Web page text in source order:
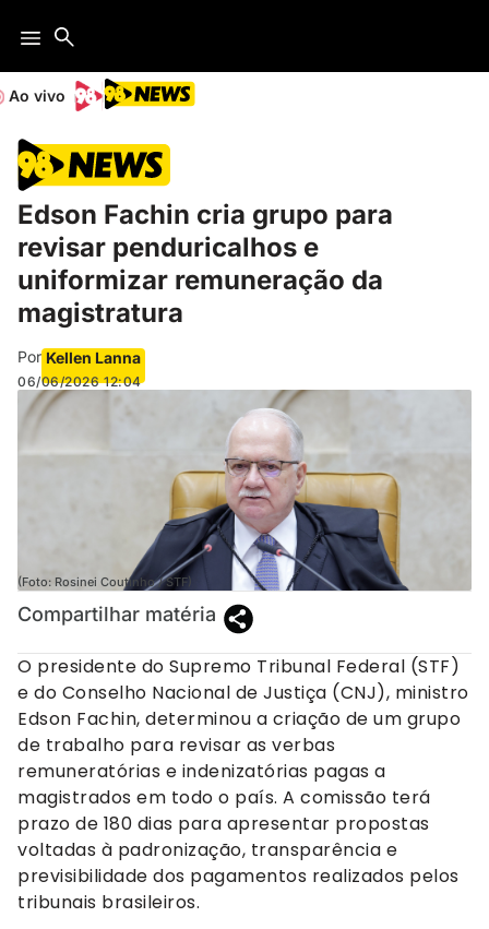
Ao vivo
Edson Fachin cria grupo para
revisar penduricalhos e
uniformizar remuneração da
magistratura
Por Kellen Lanna
06/06/2026 12:04
(Foto: Rosinei Coutinho / STF)
Compartilhar matéria
O presidente do Supremo Tribunal Federal (STF)
e do Conselho Nacional de Justiça (CNJ), ministro
Edson Fachin, determinou a criação de um grupo
de trabalho para revisar as verbas
remuneratórias e indenizatórias pagas a
magistrados em todo o país. A comissão terá
prazo de 180 dias para apresentar propostas
voltadas à padronização, transparência e
previsibilidade dos pagamentos realizados pelos
tribunais brasileiros.